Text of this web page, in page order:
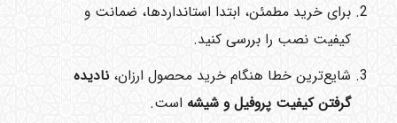
برای خرید مطمئن، ابتدا استانداردها، ضمانت و
کیفیت نصب را بررسی کنید.
شایع‌ترین خطا هنگام خرید محصول ارزان،نادیده
گرفتن کیفیت پروفیل و شیشه است.